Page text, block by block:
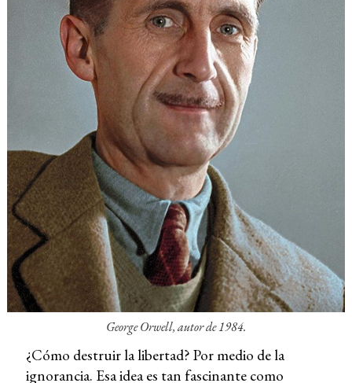
George Orwell, autor de1984.
¿Cómo destruir la libertad? Por medio de la
ignorancia. Esa idea es tan fascinante como